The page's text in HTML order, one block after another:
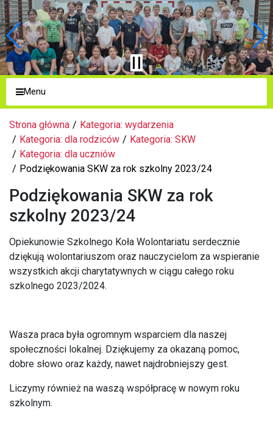
Menu
Strona główna
Kategoria: wydarzenia
Kategoria: dla rodziców
Kategoria: SKW
Kategoria: dla uczniów
Podziękowania SKW za rok szkolny 2023/24
Podziękowania SKW za rok
szkolny 2023/24
Opiekunowie Szkolnego Koła Wolontariatu serdecznie
dziękują wolontariuszom oraz nauczycielom za wspieranie
wszystkich akcji charytatywnych w ciągu całego roku
szkolnego 2023/2024.
Wasza praca była ogromnym wsparciem dla naszej
społeczności lokalnej. Dziękujemy za okazaną pomoc,
dobre słowo oraz każdy, nawet najdrobniejszy gest.
Liczymy również na waszą współpracę w nowym roku
szkolnym.